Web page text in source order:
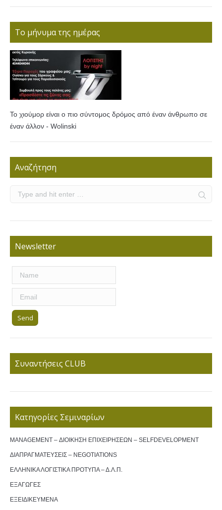
Το μήνυμα της ημέρας
Το χιούμορ είναι ο πιο σύντομος δρόμος από έναν άνθρωπο σε
έναν άλλον - Wolinski
Αναζήτηση
Newsletter
Συναντήσεις CLUB
Κατηγορίες Σεμιναρίων
MANAGEMENT – ΔΙΟΙΚΗΣΗ ΕΠΙΧΕΙΡΗΣΕΩΝ – SELFDEVELOPMENT
ΔΙΑΠΡΑΓΜΑΤΕΥΣΕΙΣ – NEGOTIATIONS
ΕΛΛΗΝΙΚΑ ΛΟΓΙΣΤΙΚΑ ΠΡΟΤΥΠΑ – Δ.Λ.Π.
ΕΞΑΓΩΓΕΣ
ΕΞΕΙΔΙΚΕΥΜΕΝΑ